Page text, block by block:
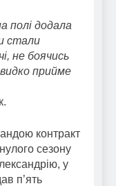
полі додала
стали
не боячись
прийме
контракт
сезону
у
п’ять